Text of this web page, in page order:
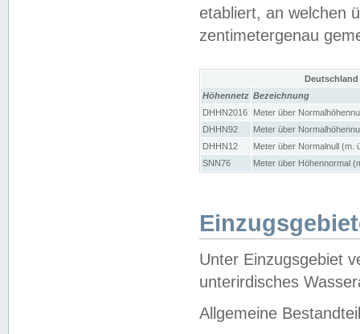
etabliert, an welchen
zentimetergenau
Höhennetz Bezeichnung
DHHN2016
Meter über
DHHN92
Meter über
DHHN12
Meter über Normalnull (m.
SNN76
Meter über Höhennormal
Unter Einzugsgebiet
unterirdisches
Allgemeine